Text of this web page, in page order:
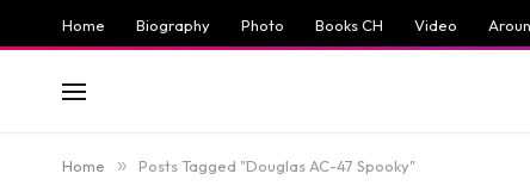
Home Biography Photo Books CH Video
Home » Posts Tagged "Douglas AC-47 Spooky"